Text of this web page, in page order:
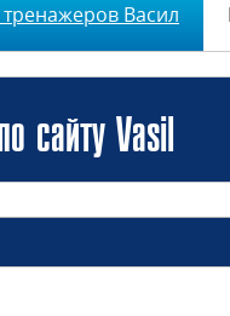
Васил
сайту Vasil